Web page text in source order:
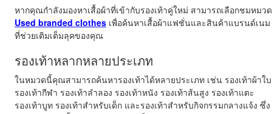
หากคุณกำลังมองหาเสื้อผ้าที่เข้ากับรองเท้าคู่ใหม่ สามารถเลือกชมหมวด
Used branded clothes เพื่อค้นหาเสื้อผ้าแฟชั่นและสินค้าแบรนด์เนม
ที่ช่วยเติมเต็มลุคของคุณ
รองเท้าหลากหลายประเภท
ในหมวดนี้คุณสามารถค้นหารองเท้าได้หลายประเภท เช่น รองเท้าผ้าใบ
รองเท้ากีฬา รองเท้าลำลอง รองเท้าหนัง รองเท้าส้นสูง รองเท้าแตะ
รองเท้าบูท รองเท้าสำหรับเด็ก และรองเท้าสำหรับกิจกรรมกลางแจ้ง ซึ่ง